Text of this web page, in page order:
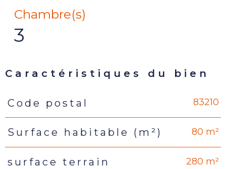
Chambre(s)
3
Caractéristiques du bien
Caractéristiques
Code postal 83210
Surface habitable (m²) 80 m²
surface terrain 280 m²